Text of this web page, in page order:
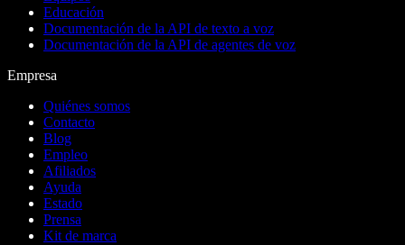
Educación
Documentación de la API de texto a voz
Documentación de la API de agentes de voz
Empresa
Quiénes somos
Contacto
Blog
Empleo
Afiliados
Ayuda
Estado
Prensa
Kit de marca